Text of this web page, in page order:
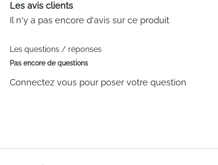
Les avis clients
Il n'y a pas encore d'avis sur ce produit
Les questions / réponses
Pas encore de questions
Connectez vous pour poser votre question